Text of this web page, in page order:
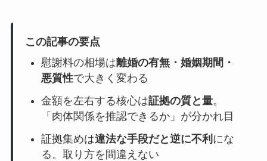
この記事の要点
慰謝料の相場は離婚の有無・婚姻期間・
悪質性で大きく変わる
金額を左右する核心は証拠の質と量。
「肉体関係を推認できるか」が分かれ目
証拠集めは違法な手段だと逆に不利 にな
る。取り方を間違えない